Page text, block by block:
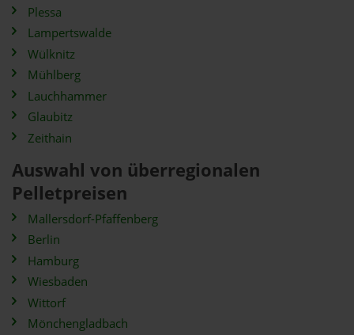
Plessa
Lampertswalde
Wülknitz
Mühlberg
Lauchhammer
Glaubitz
Zeithain
Auswahl von überregionalen
Pelletpreisen
Mallersdorf-Pfaffenberg
Berlin
Hamburg
Wiesbaden
Wittorf
Mönchengladbach